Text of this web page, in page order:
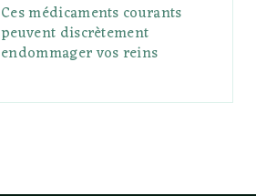
Ces médicaments courants
peuvent discrètement
endommager vos reins